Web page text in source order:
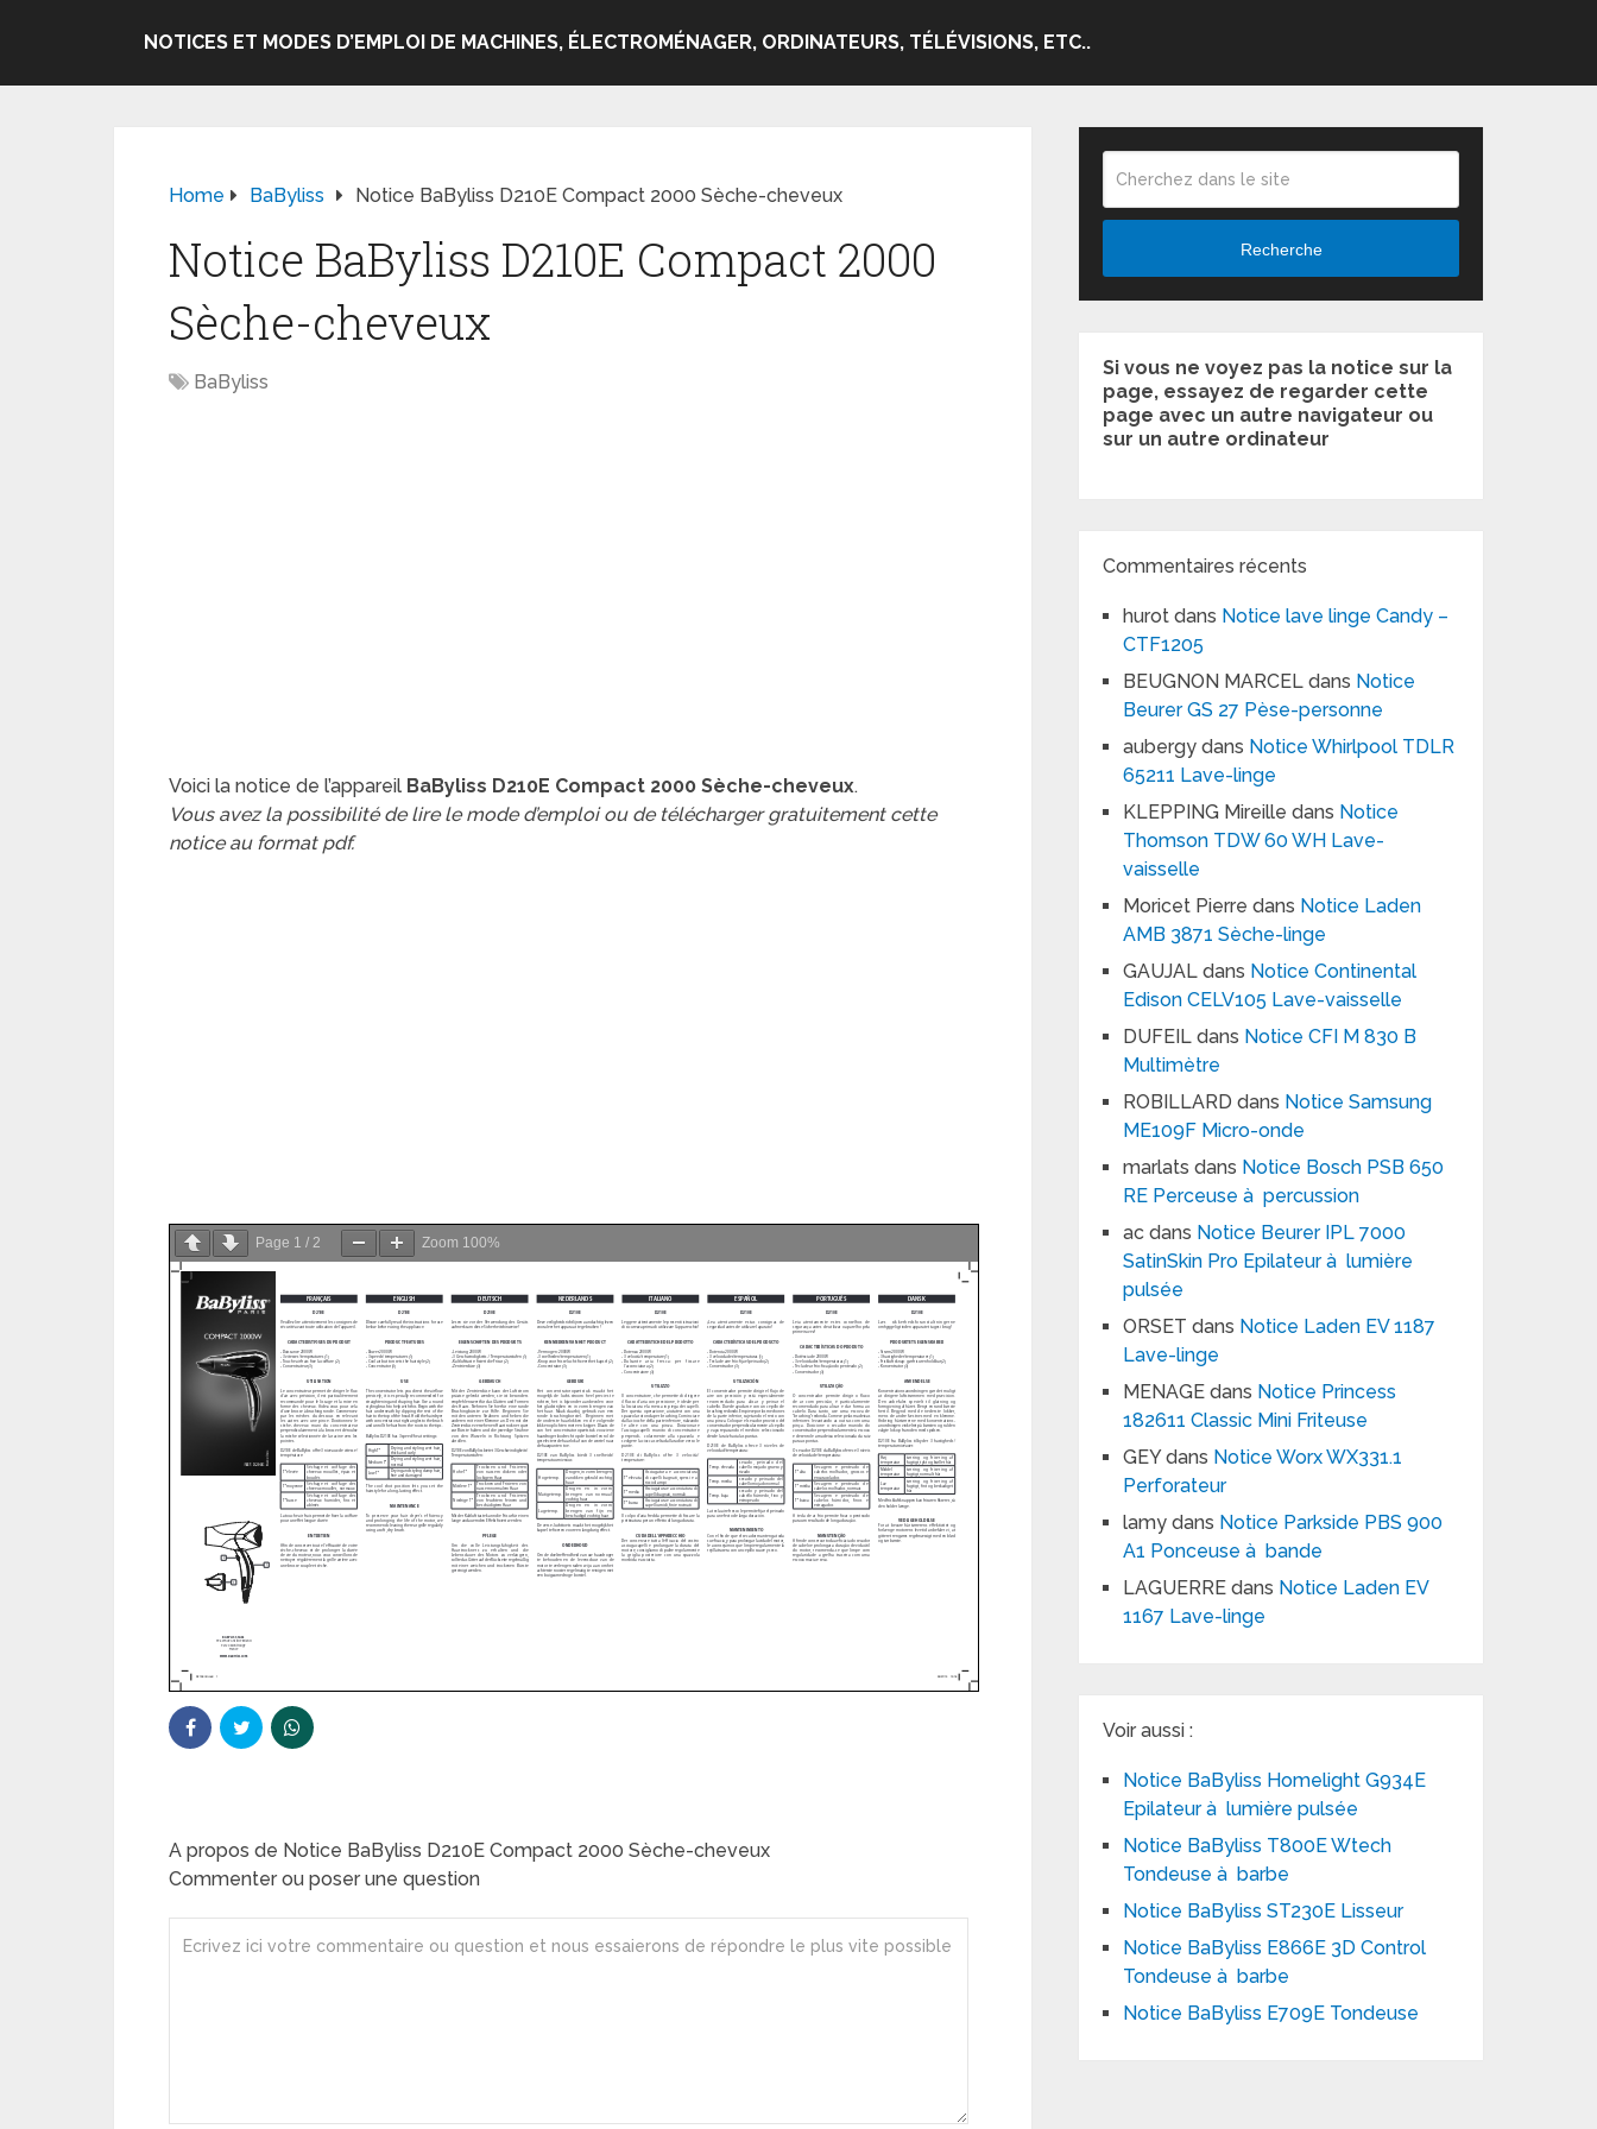
NOTICES ET MODES D’EMPLOI DE MACHINES, ÉLECTROMÉNAGER, ORDINATEURS, TÉLÉVISIONS, ETC..
Home BaByliss Notice BaByliss D210E Compact 2000 Sèche-cheveux
Notice BaByliss D210E Compact 2000
Sèche-cheveux
BaByliss
Voici la notice de l’appareil BaByliss D210E Compact 2000 Sèche-cheveux.
Vous avez la possibilité de lire le mode d’emploi ou de télécharger gratuitement cette
notice au format pdf.
Page 1 / 2 Zoom 100%
A propos de Notice BaByliss D210E Compact 2000 Sèche-cheveux
Commenter ou poser une question
Recherche
Si vous ne voyez pas la notice sur la
page, essayez de regarder cette
page avec un autre navigateur ou
sur un autre ordinateur
Commentaires récents
hurot dans Notice lave linge Candy –
CTF1205
BEUGNON MARCEL dans Notice
Beurer GS 27 Pèse-personne
aubergy dans Notice Whirlpool TDLR
65211 Lave-linge
KLEPPING Mireille dans Notice
Thomson TDW 60 WH Lave-
vaisselle
Moricet Pierre dans Notice Laden
AMB 3871 Sèche-linge
GAUJAL dans Notice Continental
Edison CELV105 Lave-vaisselle
DUFEIL dans Notice CFI M 830 B
Multimètre
ROBILLARD dans Notice Samsung
ME109F Micro-onde
marlats dans Notice Bosch PSB 650
RE Perceuse à percussion
ac dans Notice Beurer IPL 7000
SatinSkin Pro Epilateur à lumière
pulsée
ORSET dans Notice Laden EV 1187
Lave-linge
MENAGE dans Notice Princess
182611 Classic Mini Friteuse
GEYdans Notice Worx WX331.1
Perforateur
lamy dans Notice Parkside PBS 900
A1 Ponceuse à bande
LAGUERRE dans Notice Laden EV
1167 Lave-linge
Voir aussi :
Notice BaByliss Homelight G934E
Epilateur à lumière pulsée
Notice BaByliss T800E Wtech
Tondeuse à barbe
Notice BaByliss ST230E Lisseur
Notice BaByliss E866E 3D Control
Tondeuse à barbe
Notice BaByliss E709E Tondeuse